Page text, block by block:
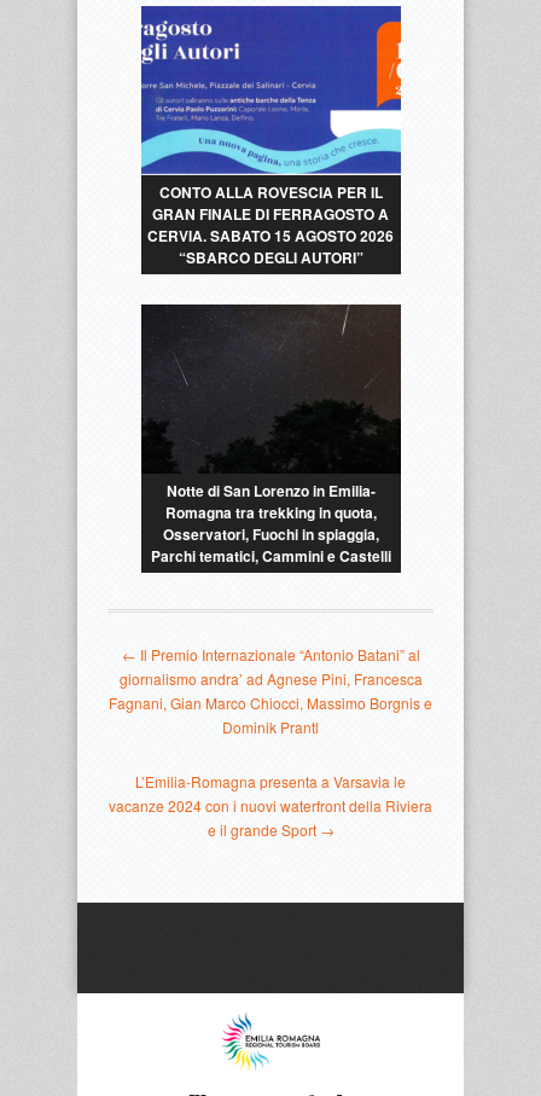
CONTO ALLA ROVESCIA PER IL
GRAN FINALE DI FERRAGOSTO A
CERVIA. SABATO 15 AGOSTO 2026
“SBARCO DEGLI AUTORI”
Notte di San Lorenzo in Emilia-
Romagna tra trekking in quota,
Osservatori, Fuochi in spiaggia,
Parchi tematici, Cammini e Castelli
← Il Premio Internazionale “Antonio Batani” al
giornalismo andra’ ad Agnese Pini, Francesca
Fagnani, Gian Marco Chiocci, Massimo Borgnis e
Dominik Prantl
L’Emilia-Romagna presenta a Varsavia le
vacanze 2024 con i nuovi waterfront della Riviera
e il grande Sport →